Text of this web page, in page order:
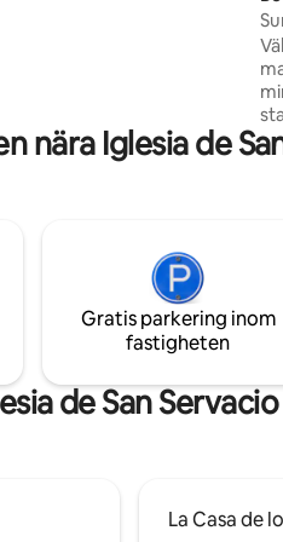
nära Iglesia de
Gratis parkering inom
fastigheten
de San Servacio
La Casa de